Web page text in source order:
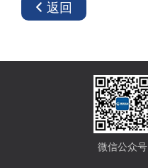
返回
微信公众号